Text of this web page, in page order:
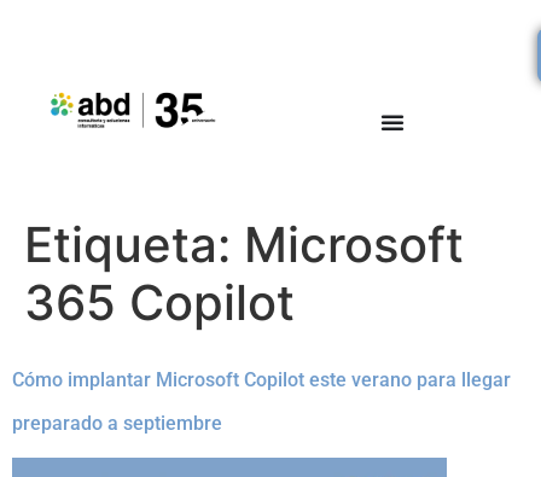
Etiqueta: Microsoft
365 Copilot
Cómo implantar Microsoft Copilot este verano para llegar
preparado a septiembre